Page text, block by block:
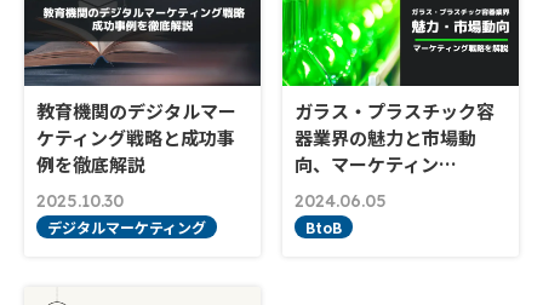
教育機関のデジタルマー
ケティング戦略と成功事
例を徹底解説
2025.10.30
デジタルマーケティング
ガラス・プラスチック容
器業界の魅力と市場動
向、マーケティン…
2024.06.05
BtoB